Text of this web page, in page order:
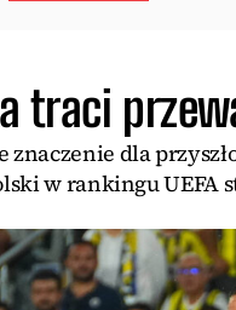
traci
dla
w rankingu UEFA